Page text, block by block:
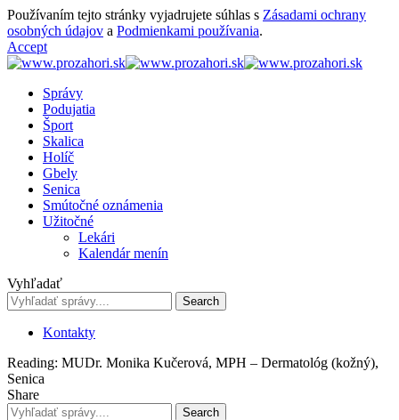
Používaním tejto stránky vyjadrujete súhlas s Zásadami ochrany
osobných údajov a Podmienkami používania.
Accept
Správy
Podujatia
Šport
Skalica
Holíč
Gbely
Senica
Smútočné oznámenia
Užitočné
Lekári
Kalendár menín
Vyhľadať
Kontakty
Reading: MUDr. Monika Kučerová, MPH – Dermatológ (kožný),
Senica
Share